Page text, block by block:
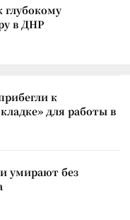
глубокому
в ДНР
к
для работы в
умирают без